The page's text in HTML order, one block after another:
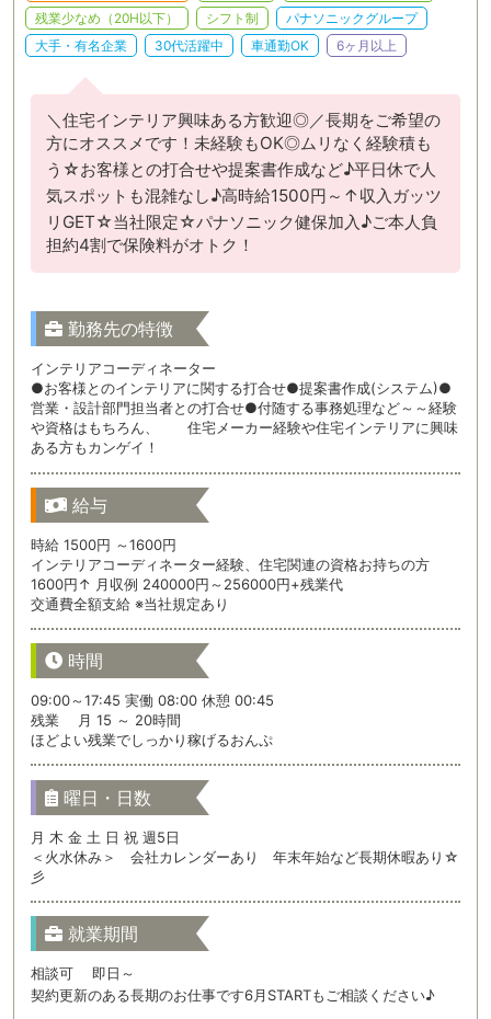
残業少なめ（20H以下）
シフト制
パナソニックグループ
大手・有名企業
30代活躍中 車通勤OK 6ヶ月以上
＼住宅インテリア興味ある方歓迎◎／長期をご希望の
方にオススメです！未経験もOK◎ムリなく経験積も
う☆お客様との打合せや提案書作成など♪平日休で人
気スポットも混雑なし♪高時給1500円～↑収入ガッツ
リGET☆当社限定☆パナソニック健保加入♪ご本人負
担約4割で保険料がオトク！
勤務先の特徴
インテリアコーディネーター
●お客様とのインテリアに関する打合せ●提案書作成(システム)●
営業・設計部門担当者との打合せ●付随する事務処理など～～経験
や資格はもちろん、 住宅メーカー経験や住宅インテリアに興味
ある方もカンゲイ！
給与
時給 1500円 ～1600円
インテリアコーディネーター経験、住宅関連の資格お持ちの方
1600円↑ 月収例 240000円～256000円+残業代
交通費全額支給 ※当社規定あり
時間
09:00～17:45 実働 08:00 休憩 00:45
残業 月 15 ～ 20時間
ほどよい残業でしっかり稼げるおんぷ
曜日・日数
月 木 金 土 日 祝 週5日
＜火水休み＞ 会社カレンダーあり 年末年始など長期休暇あり☆
彡
就業期間
相談可 即日～
契約更新のある長期のお仕事です6月STARTもご相談ください♪